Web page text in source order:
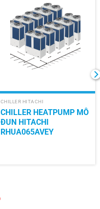
CHILLER HITACHI
CHILLER HEATPUMP MÔ
ĐUN HITACHI
RHUA065AVEY